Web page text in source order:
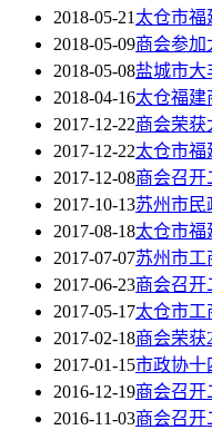
2018-05-21太仓市福
2018-05-09商会参加
2018-05-08盐城市大
2018-04-16太仓福建
2017-12-22商会荣获
2017-12-22太仓市福
2017-12-08商会召开
2017-10-13苏州市民
2017-08-18太仓市福
2017-07-07苏州市工
2017-06-23商会召开
2017-05-17太仓市工
2017-02-18商会荣获
2017-01-15市政协十
2016-12-19商会召开
2016-11-03商会召开